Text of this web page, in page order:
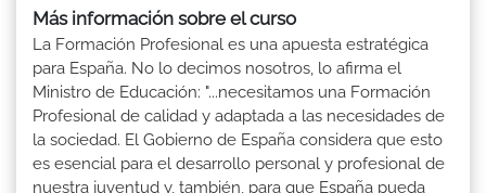
Más información sobre el curso
La Formación Profesional es una apuesta estratégica
para España. No lo decimos nosotros, lo afirma el
Ministro de Educación: "...necesitamos una Formación
Profesional de calidad y adaptada a las necesidades de
la sociedad. El Gobierno de España considera que esto
es esencial para el desarrollo personal y profesional de
nuestra juventud y, también, para que España pueda